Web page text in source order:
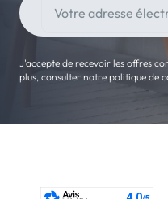
J'accepte de recevoir les offres
plus, consulter notre politique de